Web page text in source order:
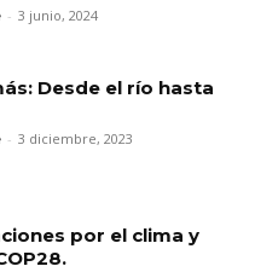
- 3 junio, 2024
Desde el río hasta
- 3 diciembre, 2023
por el clima y